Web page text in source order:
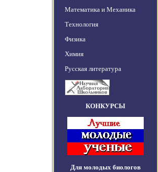
Математика и Механика
Технология
Физика
Химия
Русская литература
КОНКУРСЫ
Для молодых биологов